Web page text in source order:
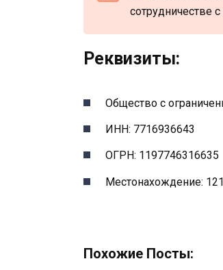
сотрудничестве
Реквизиты:
Общество с
ИНН: 7716936643
ОГРН: 1197746316635
Местонахождение:
Похожие Посты: